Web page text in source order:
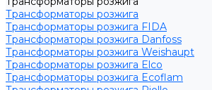
Трансформаторы розжига
Трансформаторы розжига FIDA
Трансформаторы розжига Danfoss
Трансформаторы розжига Weishaupt
Трансформаторы розжига Elco
Трансформаторы розжига Ecoflam